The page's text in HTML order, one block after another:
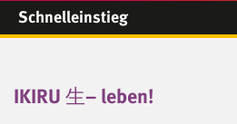
Schnelleinstieg
IKIRU 生– leben!